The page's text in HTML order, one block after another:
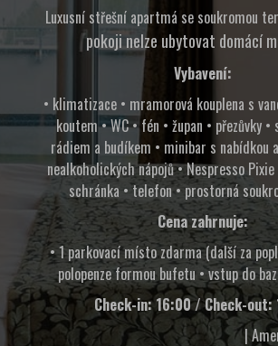
Luxusní střešní apartmá se soukromou
pokoji nelze ubytovat domácí
Vybavení:
• klimatizace • mramorová kouplena s
koutem • WC • fén • župan • přezůvky
rádiem a budíkem • minibar s nabídkou
nealkoholických nápojů • Nespresso
schránka • telefon • prostorná
Cena zahrnuje:
• 1 parkovací místo zdarma (další za
polopenze formou bufetu • vstup do
Check-in: 16:00 / Check-out:
|